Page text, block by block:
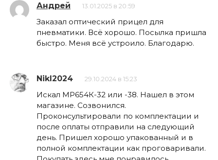
Андрей 13.01.2025 в 20:59
Заказал оптический прицел для
пневматики. Всё хорошо. Посылка пришла
быстро. Меня всё устроило. Благодарю.
NikI2024 29.10.2024 в 15:23
Искал МР654К-32 или -38. Нашел в этом
магазине. Созвонился.
Проконсультировали по комплектации и
после оплаты отправили на следующий
день. Пришел хорошо упакованный и в
полной комплектации как проговаривали.